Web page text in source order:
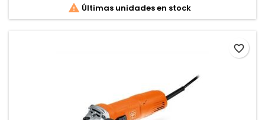
 Últimas unidades en stock
favorite_border